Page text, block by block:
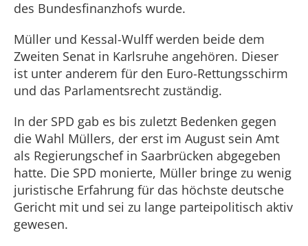
des Bundesfinanzhofs wurde.
Müller und Kessal-Wulff werden beide dem
Zweiten Senat in Karlsruhe angehören. Dieser
ist unter anderem für den Euro-Rettungsschirm
und das Parlamentsrecht zuständig.
In der SPD gab es bis zuletzt Bedenken gegen
die Wahl Müllers, der erst im August sein Amt
als Regierungschef in Saarbrücken abgegeben
hatte. Die SPD monierte, Müller bringe zu wenig
juristische Erfahrung für das höchste deutsche
Gericht mit und sei zu lange parteipolitisch aktiv
gewesen.